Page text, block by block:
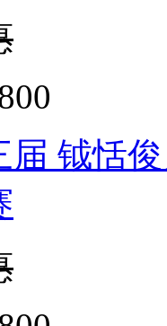
届 钺恬